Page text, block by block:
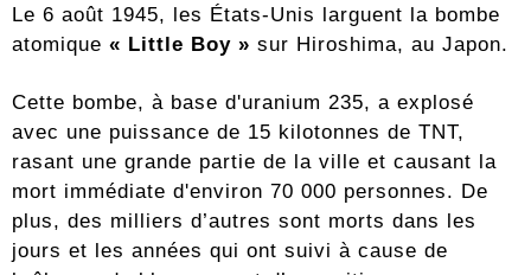
Le 6 août 1945, les États-Unis larguent la bombe
atomique « Little Boy » sur Hiroshima, au Japon.
Cette bombe, à base d'uranium 235, a explosé
avec une puissance de 15 kilotonnes de TNT,
rasant une grande partie de la ville et causant la
mort immédiate d'environ 70 000 personnes. De
plus, des milliers d’autres sont morts dans les
jours et les années qui ont suivi à cause de